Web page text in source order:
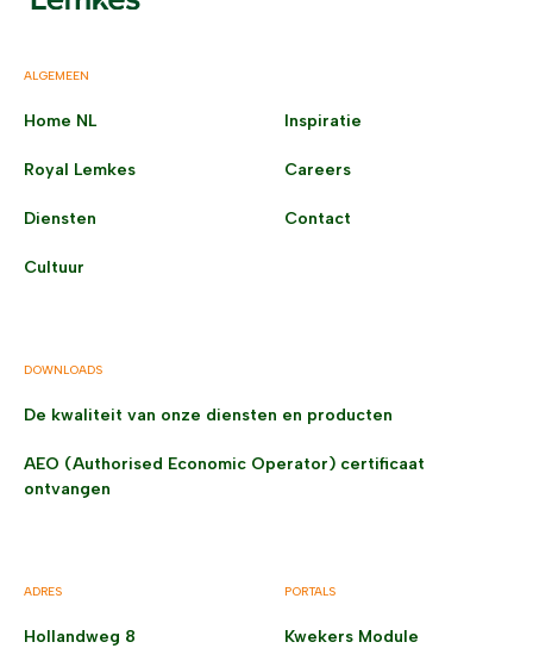
ALGEMEEN
Home NL
Royal Lemkes
Diensten
Cultuur
Inspiratie
Careers
Contact
DOWNLOADS
De kwaliteit van onze diensten en producten
AEO (Authorised Economic Operator) certificaat
ontvangen
ADRES
Hollandweg 8
PORTALS
Kwekers Module